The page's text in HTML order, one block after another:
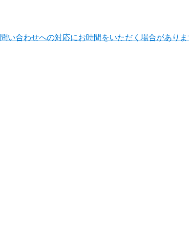
合わせへの対応にお時間をいただく場合がありま